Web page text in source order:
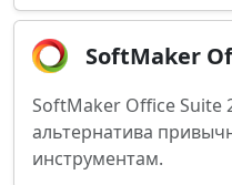
SoftMaker
SoftMaker Office Suite
альтернатива
инструментам.